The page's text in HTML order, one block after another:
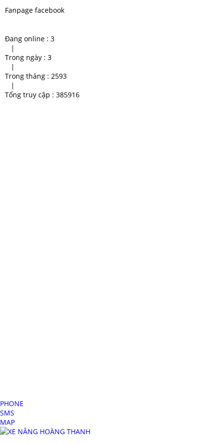
Fanpage facebook
Đang online : 3
|
Trong ngày : 3
|
Trong tháng : 2593
|
Tổng truy cập : 385916
PHONE
SMS
MAP